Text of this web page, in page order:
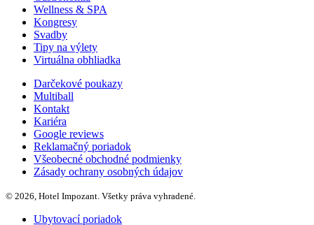
Wellness & SPA
Kongresy
Svadby
Tipy na výlety
Virtuálna obhliadka
Darčekové poukazy
Multiball
Kontakt
Kariéra
Google reviews
Reklamačný poriadok
Všeobecné obchodné podmienky
Zásady ochrany osobných údajov
© 2026, Hotel Impozant. Všetky práva vyhradené.
Ubytovací poriadok